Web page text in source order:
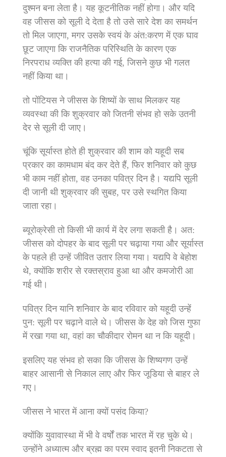
दुश्‍मन बना लेता है। यह कूटनीतिक नहीं होगा। और यदि
वह जीसस को सूली दे देता है तो उसे सारे देश का समर्थन
तो मिल जाएगा, मगर उसके स्‍वयं के अंत:करण में एक घाव
छूट जाएगा कि राजनैतिक परिस्थिति के कारण एक
निरपराध व्‍यक्ति की हत्‍या की गई, जिसने कुछ भी गलत
नहीं किया था।
तो पोंटियस ने जीसस के शिष्‍यों के साथ मिलकर यह
व्‍यवस्‍था की कि शुक्रवार को जितनी संभव हो सके उतनी
देर से सूली दी जाए।
चूंकि सूर्यास्‍त होते ही शुक्रवार की शाम को यहूदी सब
प्रकार का कामधाम बंद कर देते हैं, फिर शनिवार को कुछ
भी काम नहीं होता, वह उनका पवित्र दिन है। यद्यपि सूली
दी जानी थी शुक्रवार की सुबह, पर उसे स्‍थगित किया
जाता रहा।
ब्‍यूरोक्रेसी तो किसी भी कार्य में देर लगा सकती है। अत:
जीसस को दोपहर के बाद सूली पर चढ़ाया गया और सूर्यास्‍त
के पहले ही उन्‍हें जीवित उतार लिया गया। यद्यपि वे बेहोश
थे, क्‍योंकि शरीर से रक्‍तस्राव हुआ था और कमजोरी आ
गई थी।
पवित्र दिन यानि शनिवार के बाद रविवार को यहूदी उन्‍हें
पुन: सूली पर चढ़ाने वाले थे। जीसस के देह को जिस गुफा
में रखा गया था, वहां का चौकीदार रोमन था न कि यहूदी।
इसलिए यह संभव हो सका कि जीसस के शिष्‍यगण उन्‍हें
बाहर आसानी से निकाल लाए और फिर जूडिया से बाहर ले
गए।
जीसस ने भारत में आना क्‍यों पसंद किया?
क्‍योंकि युवावास्‍था में भी वे वर्षों तक भारत में रह चुके थे।
उन्‍होंने अध्‍यात्‍म और ब्रह्म का परम स्‍वाद इतनी निकटता से